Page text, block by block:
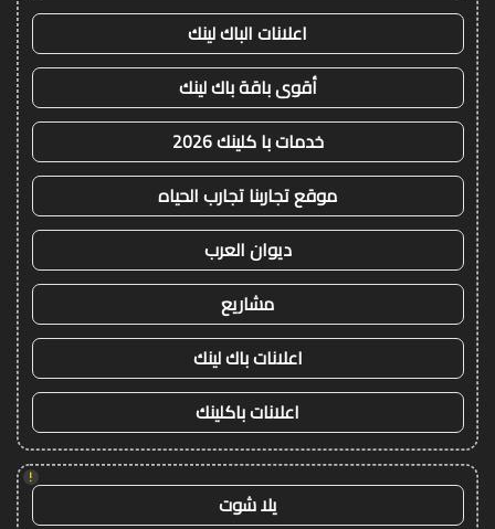
اعلانات الباك لينك
أقوى باقة باك لينك
خدمات با كلينك 2026
موقع تجاربنا تجارب الحياه
ديوان العرب
مشاريع
اعلانات باك لينك
اعلانات باكلينك
!
يلا شوت